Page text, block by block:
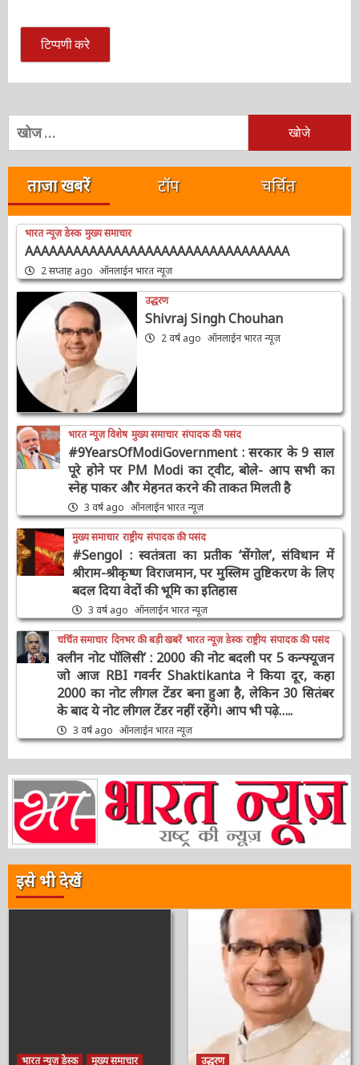
निम्न
को
खोजें:
ताजा खबरें
भारत न्यूज़ डेस्क मुख्य समाचार
AAAAAAAAAAAAAAAAAAAAAAAAAAAAAAAAA
2 सप्ताह ago ऑनलाईन भारत न्यूज़
उद्धरण
Shivraj Singh Chouhan
भारत न्यूज़ विशेष मुख्य समाचार संपादक की पसंद
#9YearsOfModiGovernment : सरकार के 9
साल पूरे होने पर PM Modi का ट्वीट, बोले- आप सभी
का स्नेह पाकर और मेहनत करने की ताकत मिलती है
3 वर्ष ago ऑनलाईन भारत न्यूज़
मुख्य समाचार राष्ट्रीय संपादक की पसंद
#Sengol : स्वतंत्रता का प्रतीक ‘सेंगोल’, संविधान में
श्रीराम-श्रीकृष्ण विराजमान, पर मुस्लिम तुष्टिकरण के
लिए बदल दिया वेदों की भूमि का इतिहास
3 वर्ष ago ऑनलाईन भारत न्यूज़
चर्चित समाचार दिनभर की बड़ी खबरें भारत न्यूज़ डेस्क राष्ट्रीय
संपादक की पसंद
क्लीन नोट पॉलिसी’ : 2000 की नोट बदली पर 5
कन्फ्यूजन जो आज RBI गवर्नर Shaktikanta ने किया
दूर, कहा 2000 का नोट लीगल टेंडर बना हुआ है, लेकिन
30 सितंबर के बाद ये नोट लीगल टेंडर नहीं रहेंगे। आप भी
पढ़े…..
3 वर्ष ago ऑनलाईन भारत न्यूज़